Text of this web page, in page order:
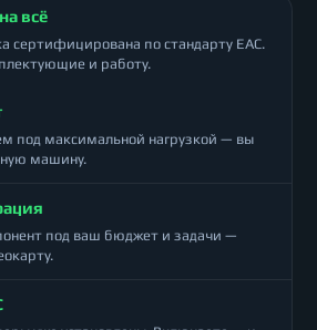
всё
сертифицирована по стандарту ЕАС.
и работу.
под максимальной нагрузкой — вы
машину.
под ваш бюджет и задачи —